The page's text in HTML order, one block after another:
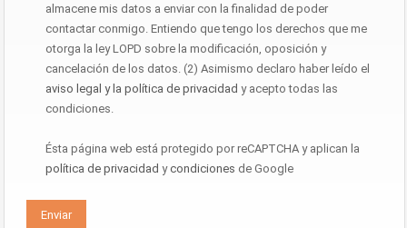
almacene mis datos a enviar con la finalidad de poder
contactar conmigo. Entiendo que tengo los derechos que me
otorga la ley LOPD sobre la modificación, oposición y
cancelación de los datos. (2) Asimismo declaro haber leído el
aviso legal y la política de privacidad y acepto todas las
condiciones.
Ésta página web está protegido por reCAPTCHA y aplican la
política de privacidad ycondiciones de Google